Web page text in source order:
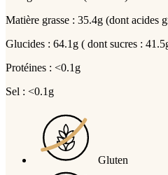
Matière grasse : 35.4g (dont acides
Glucides : 64.1g ( dont sucres :
Protéines : <0.1g
Sel : <0.1g
Gluten